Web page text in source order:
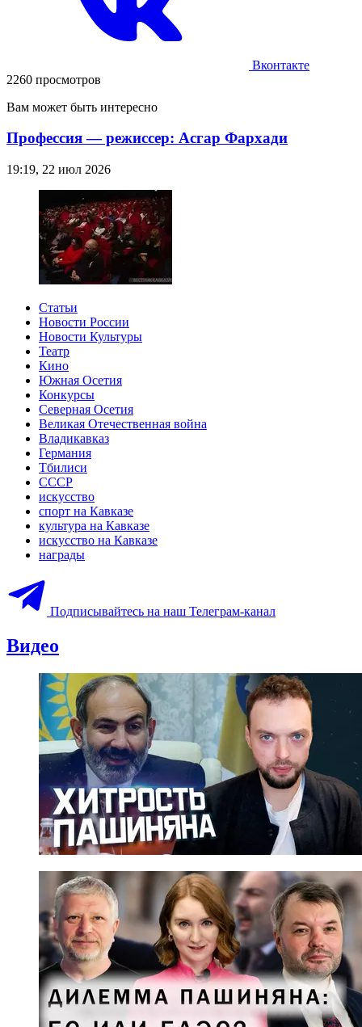
Вконтакте
2260 просмотров
Вам может быть интересно
Профессия — режиссер: Асгар Фархади
19:19, 22 июл 2026
Статьи
Новости России
Новости Культуры
Театр
Кино
Южная Осетия
Конкурсы
Северная Осетия
Великая Отечественная война
Владикавказ
Германия
Тбилиси
СССР
искусство
спорт на Кавказе
культура на Кавказе
искусство на Кавказе
награды
Подписывайтесь на наш Телеграм-канал
Видео